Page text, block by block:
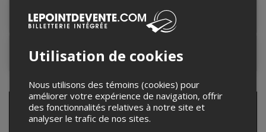
Lieu de l'événement
Contacter l'organisateur
Utilisation de cookies
Nous utilisons des témoins (cookies) pour
améliorer votre expérience de navigation, offrir
des fonctionnalités relatives à notre site et
analyser le trafic de nos sites.